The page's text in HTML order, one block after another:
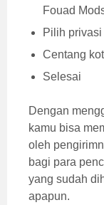
Fouad
Pilih privasi
Centang
Selesai
Dengan
kamu bisa
oleh
bagi para
yang sudah
apapun.